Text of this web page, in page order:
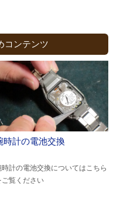
コンテンツ
時計の電池交換
時計の電池交換についてはこちら
ご覧ください